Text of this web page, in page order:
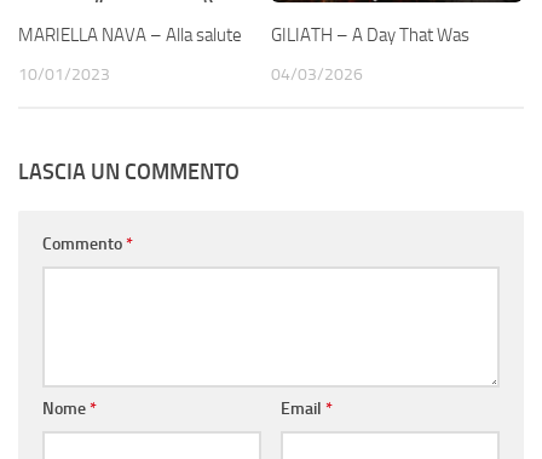
MARIELLA NAVA – Alla salute
10/01/2023
GILIATH – A Day That Was
04/03/2026
LASCIA UN COMMENTO
Commento*
Nome* Email *